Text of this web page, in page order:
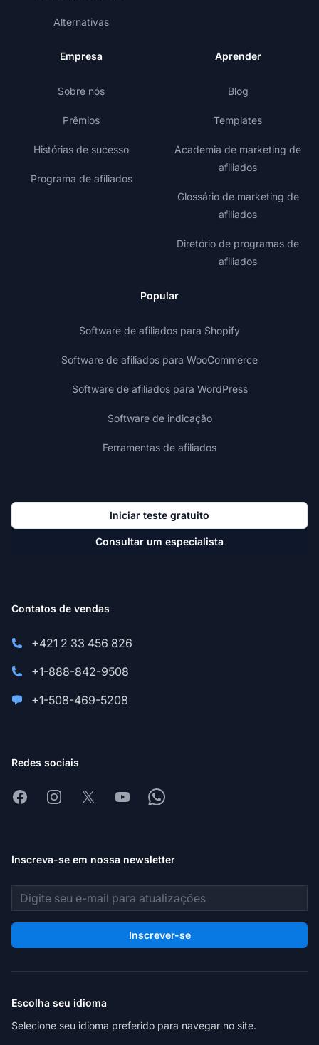
Alternativas
Empresa
Sobre nós
Prêmios
Histórias de sucesso
Programa de afiliados
Aprender
Blog
Templates
Academia de marketing de
afiliados
Glossário de marketing de
afiliados
Diretório de programas de
afiliados
Popular
Software de afiliados para Shopify
Software de afiliados para WooCommerce
Software de afiliados para WordPress
Software de indicação
Ferramentas de afiliados
Iniciar teste gratuito
Consultar um especialista
Contatos de vendas
+421 2 33 456 826
+1-888-842-9508
+1-508-469-5208
Redes sociais
FacebookInstagram
X YoutubeWhatsapp
Inscreva-se em nossa newsletter
Endereço de e-mail
Inscrever-se
Escolha seu idioma
Selecione seu idioma preferido para navegar no site.